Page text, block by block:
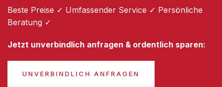
Beste Preise ✓ Umfassender Service ✓ Persönliche
Beratung ✓
Jetzt unverbindlich anfragen & ordentlich sparen:
UNVERBINDLICH ANFRAGEN